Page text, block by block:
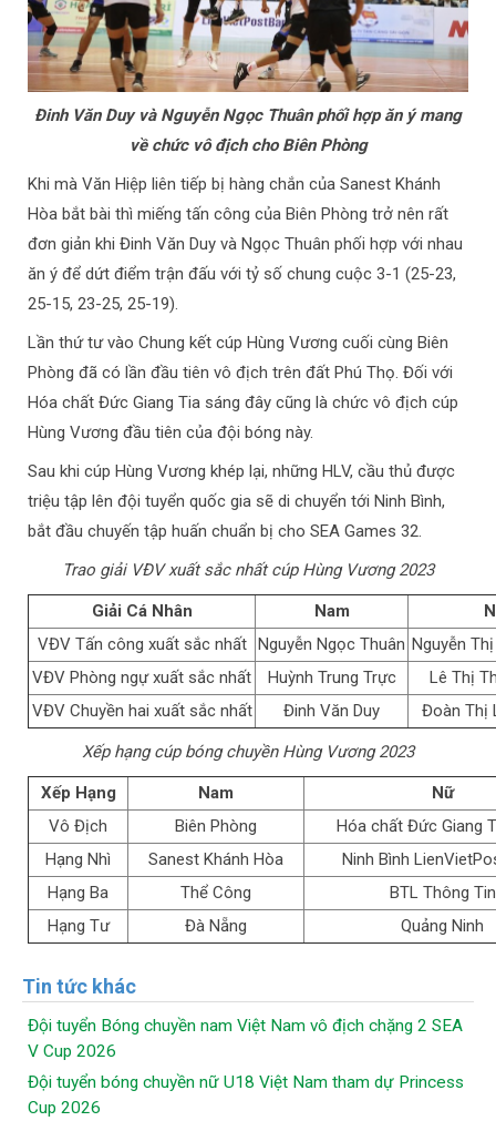
Đinh Văn Duy và Nguyễn Ngọc Thuân phối hợp ăn ý mang
về chức vô địch cho Biên Phòng
Khi mà Văn Hiệp liên tiếp bị hàng chắn của Sanest Khánh
Hòa bắt bài thì miếng tấn công của Biên Phòng trở nên rất
đơn giản khi Đinh Văn Duy và Ngọc Thuân phối hợp với nhau
ăn ý để dứt điểm trận đấu với tỷ số chung cuộc 3-1 (25-23,
25-15, 23-25, 25-19).
Lần thứ tư vào Chung kết cúp Hùng Vương cuối cùng Biên
Phòng đã có lần đầu tiên vô địch trên đất Phú Thọ. Đối với
Hóa chất Đức Giang Tia sáng đây cũng là chức vô địch cúp
Hùng Vương đầu tiên của đội bóng này.
Sau khi cúp Hùng Vương khép lại, những HLV, cầu thủ được
triệu tập lên đội tuyển quốc gia sẽ di chuyển tới Ninh Bình,
bắt đầu chuyến tập huấn chuẩn bị cho SEA Games 32.
Trao giải VĐV xuất sắc nhất cúp Hùng Vương 2023
Giải Cá Nhân Nam
VĐV Tấn công xuất sắc nhất
Nguyễn Ngọc Thuân Nguyễn
VĐV Phòng ngự xuất sắc nhất
Huỳnh Trung Trực
Lê Thị
VĐV Chuyền hai xuất sắc nhất
Đinh Văn Duy Đoàn Thị
Xếp hạng cúp bóng chuyền Hùng Vương 2023
Xếp Hạng Nam
Nữ
Vô Địch
Biên Phòng
Hóa chất Đức Giang
Hạng Nhì
Sanest Khánh Hòa
Ninh Bình
Hạng Ba
Thể Công
BTL Thông Tin
Hạng Tư
Đà Nẵng Quảng Ninh
Tin tức khác
Đội tuyển Bóng chuyền nam Việt Nam vô địch chặng 2 SEA
V Cup 2026
Đội tuyển bóng chuyền nữ U18 Việt Nam tham dự Princess
Cup 2026